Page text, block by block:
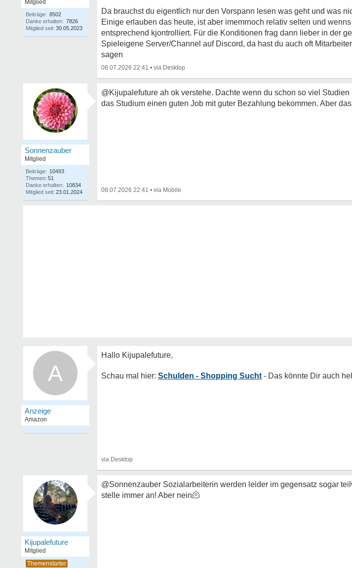
Mitglied
Beiträge: 8502
Danke erhalten: 7826
Mitglied seit: 30.05.2023
Da brauchst du eigentlich nur den Vorspann lesen was geht und was
Einige erlauben das heute, ist aber imemrnoch relativ selten und
entsprechend kjontrolliert. Für die Konditionen frag dann lieber in der
Spieleigene Server/Channel auf Discord, da hast du auch oft
sagen
08.07.2026 22:41 •
Sonnenzauber
Mitglied
Beiträge: 10493
Themen: 51
Danke erhalten: 10834
Mitglied seit: 23.01.2024
@Kijupalefuture ah ok verstehe. Dachte wenn du schon so viel
das Studium einen guten Job mit guter Bezahlung bekommen. Aber
08.07.2026 22:41 •
A Schulden - Shopping Sucht
Kijupalefuture
Mitglied
@Sonnenzauber Sozialarbeiterin werden leider im gegensatz sogar
stelle immer an! Aber nein🫠